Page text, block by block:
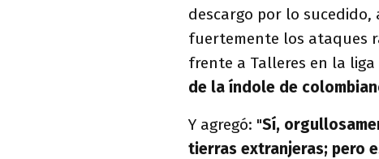
descargo por lo
fuertemente los ataques
frente a Talleres en la
de la índole de
Y agregó: "Sí,
tierras extranjeras; pero